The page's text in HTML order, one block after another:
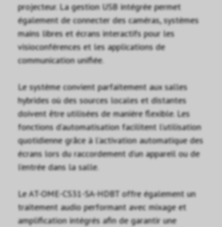
projecteur. La gestion USB intégrée permet
également de connecter des caméras, systèmes
mains libres et écrans interactifs pour les
visioconférences et les applications de
communication unifiée.
Le système convient parfaitement aux salles
hybrides où des sources locales et distantes
doivent être utilisées de manière flexible. Les
fonctions d’automatisation facilitent l’utilisation
quotidienne grâce à l’activation automatique des
écrans lors du raccordement d’un appareil ou de
l’entrée dans la salle.
Le AT-OME-CS31-SA-HDBT offre également un
traitement audio performant avec mixage et
amplification intégrés afin de garantir une